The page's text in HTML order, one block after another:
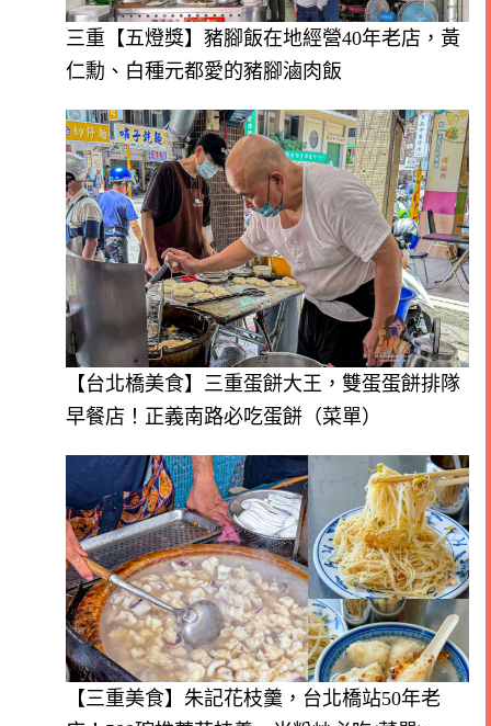
三重【五燈獎】豬腳飯在地經營40年老店，黃
仁勳、白種元都愛的豬腳滷肉飯
【台北橋美食】三重蛋餅大王，雙蛋蛋餅排隊
早餐店！正義南路必吃蛋餅（菜單）
【三重美食】朱記花枝羹，台北橋站50年老